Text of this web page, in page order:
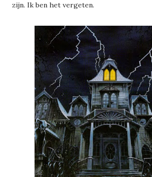
zijn. Ik ben het vergeten.